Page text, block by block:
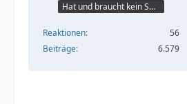
Hat und braucht kein Smartphone!
Reaktionen
56
Beiträge
6.579